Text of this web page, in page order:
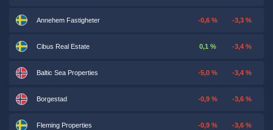
Annehem Fastigheter -0,6 % -3,3 %
Cibus Real Estate 0,1 % -3,4 %
Baltic Sea Properties -5,0 % -3,4 %
Borgestad -0,9 % -3,6 %
Fleming Properties -0,9 % -3,6 %